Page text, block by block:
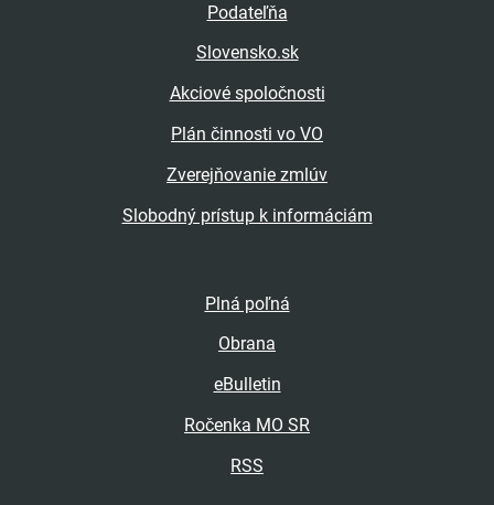
Podateľňa
Slovensko.sk
Akciové spoločnosti
Plán činnosti vo VO
Zverejňovanie zmlúv
Slobodný prístup k informáciám
Plná poľná
Obrana
eBulletin
Ročenka MO SR
RSS